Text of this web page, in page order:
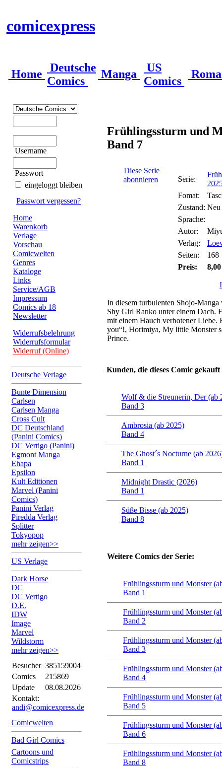
comicexpress
Home
Deutsche
Comics
Manga
US
Comics
Username
Passwort
eingeloggt bleiben
Passwort vergessen?
Home
Warenkorb
Verlage
Vorschau
Comicwelten
Genres
Kataloge
Links
Service/AGB
Impressum
Comics ab 18
Newsletter
Widerrufsbelehrung
Widerrufsformular
Widerruf (Online)
Deutsche Verlage
Bunte Dimension
Carlsen
Carlsen Manga
Cross Cult
DC Deutschland
(Panini Comics)
DC Vertigo (Panini)
Egmont Manga
Ehapa
Epsilon
Kult Editionen
Marvel (Panini
Comics)
Panini Verlag
Piredda Verlag
Splitter
Tokyopop
mehr zeigen>>
US Verlage
Dark Horse
DC
DC Vertigo
D.E.
IDW
Image
Marvel
Wildstorm
mehr zeigen>>
Besucher 385159004
Comics
215869
Update
08.08.2026
Kontakt:
andi@comicexpress.de
Comicwelten
Bad Girl Comics
Cartoons und
Comicstrips
Frühlingssturm und
Band 7
Diese Serie
abonnieren
Serie:
Fomat:
Zustand: Neu
Sprache:
Autor:
Verlag:
Seiten:
168
Preis:
In diesem turbulenten Shojo-
Shy Girl Ranko unter einem Dach.
mit einem Hauch verbotener Liebe.
you“!, Horimiya, My little Monster
Prince.
Kunden, die dieses Comic
Wolf & die Streunerin, Der (ab
Band 3
Ambrosia (ab 2025)
Band 4
The Ghost´s Nocturne (ab
Band 1
Midnight Drastic (2026)
Band 1
Süße Bisse (ab 2025)
Band 8
Weitere Comics der Serie:
Frühlingssturm und Monster
Band 1
Frühlingssturm und Monster
Band 2
Frühlingssturm und Monster
Band 3
Frühlingssturm und Monster
Band 4
Frühlingssturm und Monster
Band 5
Frühlingssturm und Monster
Band 6
Frühlingssturm und Monster
Band 8